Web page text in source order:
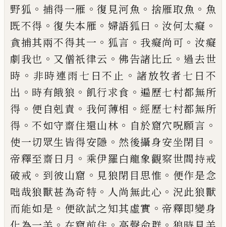
野狐 。 捕得一雁 。復見河魚 。 捨雁取魚 。 魚
既不得 。復失本雁 。 婦語狐曰 。 汝何太癡 。
貪捕其兩不得其一 。 狐言 。 我癡尚可 。 汝癡
劇我也 。 又僧祇律云 。佛告諸比丘 。 過去世
時 。 非時連雨七日不止 。 諸放牧者七日不
出 。 時有餓狼 。 飢行求食 。 遍歷七村都無所
得 。 便 自剋責 。 我何薄相 。 經歷七村都無所
得 。不如守齋住還山林 。 自於窟穴呪願言 。
使一切眾生皆得安隱 。 然後攝身安坐閉目 。
帝釋至齋日 月 。 乘伊羅白龍象觀察世間持戒
破戒 。 到彼山窟 。 見狼閉 目思惟 。 便作是念
咄哉狼獸甚為奇特 。 人尚無此心 。 況此狼獸
而能如是 。 便欲試之知其虛實 。帝釋即變身